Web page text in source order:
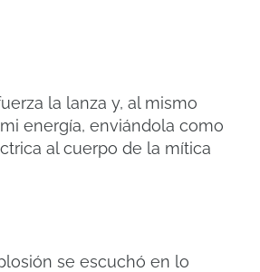
la lanza y, al mismo
energía, enviándola como
al cuerpo de la mítica
se escuchó en lo